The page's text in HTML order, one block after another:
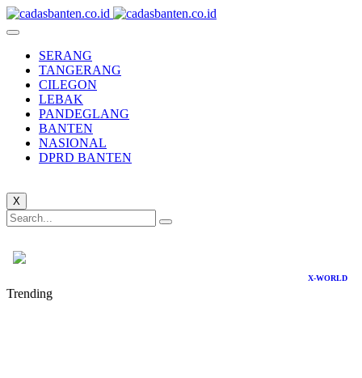
SERANG
TANGERANG
CILEGON
LEBAK
PANDEGLANG
BANTEN
NASIONAL
DPRD BANTEN
X
X-WORLD
Trending